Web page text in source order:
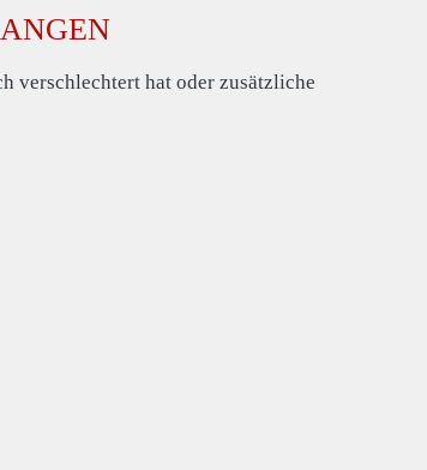
verschlechtert hat oder zusätzliche